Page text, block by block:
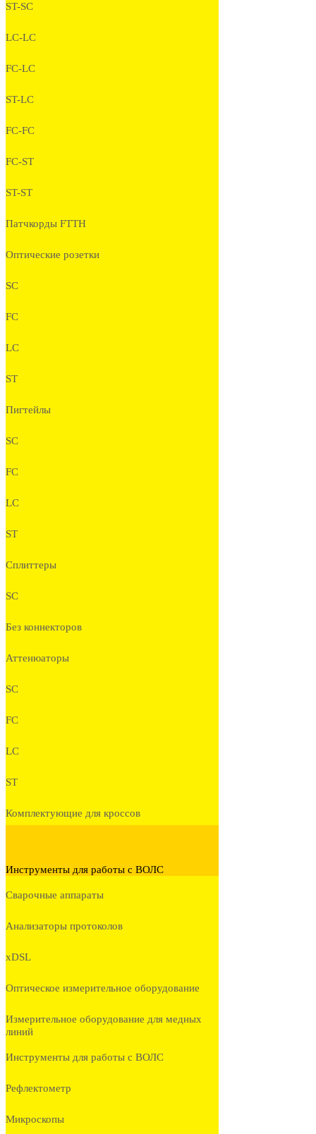
ST-SC
LC-LC
FC-LC
ST-LC
FC-FC
FC-ST
ST-ST
Патчкорды FTTH
Оптические розетки
SC
FC
LC
ST
Пигтейлы
SC
FC
LC
ST
Сплиттеры
SC
Без коннекторов
Аттенюаторы
SC
FC
LC
ST
Комплектующие для кроссов
Инструменты для работы с ВОЛС
Сварочные аппараты
Анализаторы протоколов
xDSL
Оптическое измерительное оборудование
Измерительное оборудование для медных
линий
Инструменты для работы с ВОЛС
Рефлектометр
Микроскопы